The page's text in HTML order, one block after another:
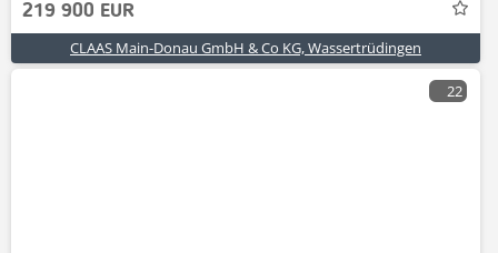
219 900 EUR
CLAAS Main-Donau GmbH & Co KG, Wassertrüdingen
22